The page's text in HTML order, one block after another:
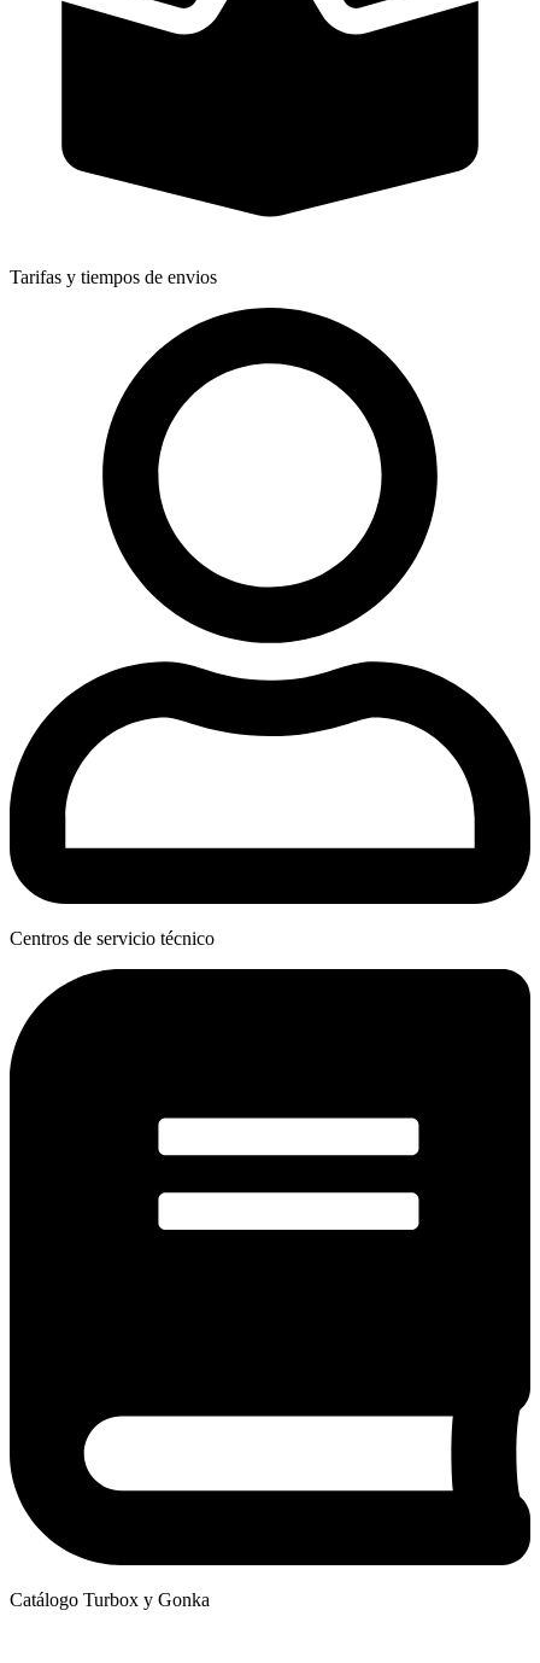
Tarifas y tiempos de envios
Centros de servicio técnico
Catálogo Turbox y Gonka